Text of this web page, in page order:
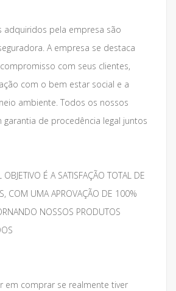
adquiridos pela empresa são
A empresa se destaca
com seus clientes,
com o bem estar social e a
ambiente. Todos os nossos
garantia de procedência legal juntos
É A SATISFAÇÃO TOTAL DE
COM UMA APROVAÇÃO DE 100%
NOSSOS PRODUTOS
em comprar se realmente tiver